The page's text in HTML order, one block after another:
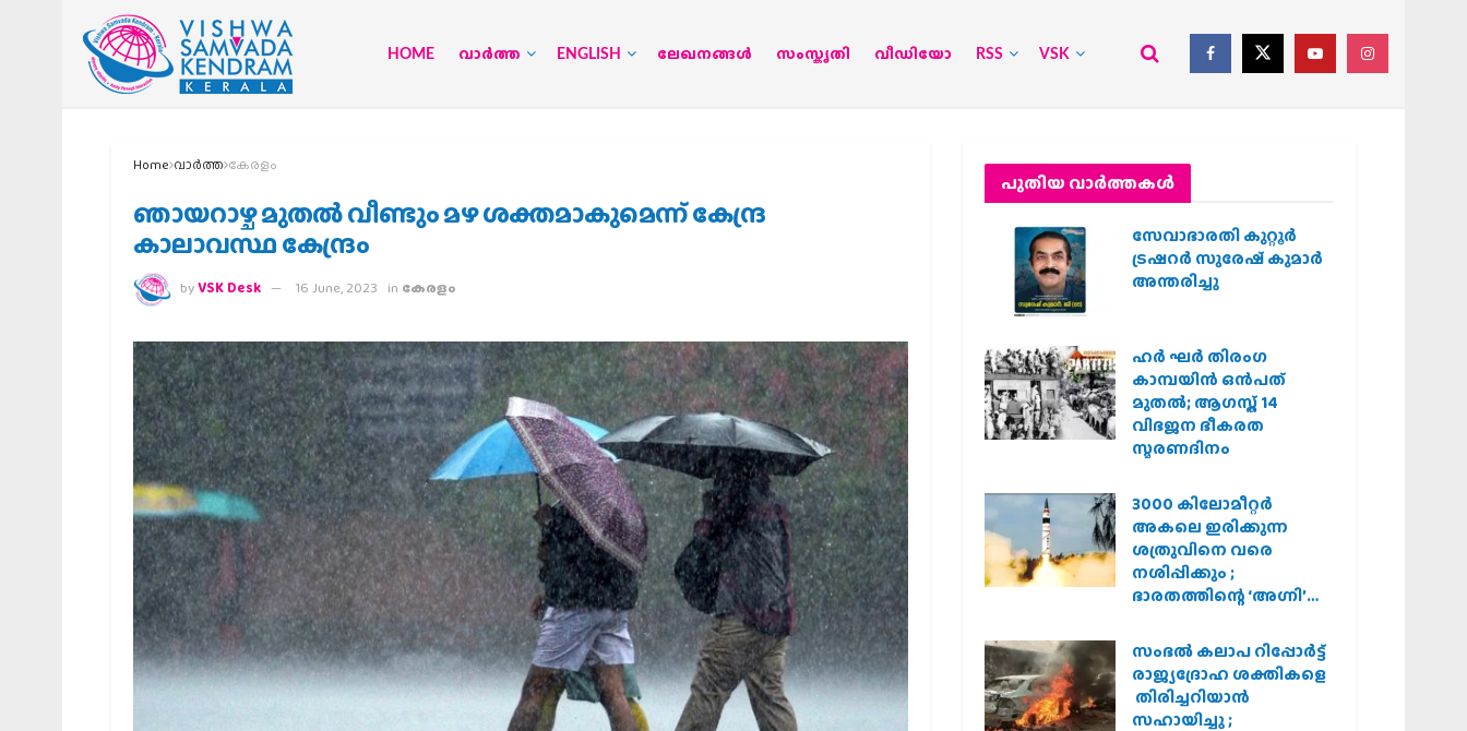
HOME വാര്‍ത്ത ENGLISH ലേഖനങ്ങള്‍ സംസ്കൃതി വീഡിയോ RSS VSK
Home വാര്‍ത്ത കേരളം
ഞായറാഴ്ച മുതൽ വീണ്ടും മഴ ശക്തമാകുമെന്ന് കേന്ദ്ര
കാലാവസ്ഥ കേന്ദ്രം
byVSK Desk 16 June, 2023 in കേരളം
പുതിയ വാര്‍ത്തകള്‍
സേവാഭാരതി കുറ്റൂർ
ട്രഷറർ സുരേഷ് കുമാർ
അന്തരിച്ചു
ഹര്‍ ഘര്‍ തിരംഗ
കാമ്പയിന്‍ ഒന്‍പത്
മുതല്‍; ആഗസ്ത് 14
വിഭജന ഭീകരത
സ്മരണദിനം
3000 കിലോമീറ്റർ
അകലെ ഇരിക്കുന്ന
ശത്രുവിനെ വരെ
നശിപ്പിക്കും ;
ഭാരതത്തിന്റെ ‘അഗ്നി’
സംഭൽ കലാപ റിപ്പോർട്ട്
രാജ്യദ്രോഹ ശക്തികളെ
തിരിച്ചറിയാൻ
സഹായിച്ചു ;